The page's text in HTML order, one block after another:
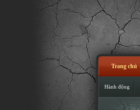
Trang chủ
Hành động